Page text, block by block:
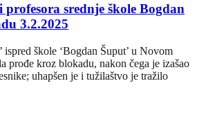
srednje škole Bogdan
3.2.2025
ispred škole ‘Bogdan Šuput’ u Novom
prođe kroz blokadu, nakon čega je izašao
uhapšen je i tužilaštvo je tražilo